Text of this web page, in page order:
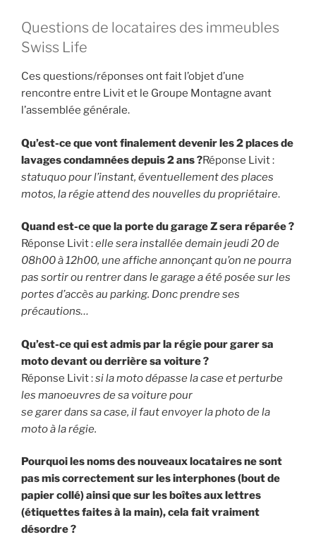
Questions de locataires des immeubles
Swiss Life
Ces questions/réponses ont fait l’objet d’une
rencontre entre Livit et le Groupe Montagne avant
l’assemblée générale.
Qu’est-ce que vont finalement devenir les 2 places de
lavages condamnées depuis 2 ans ?Réponse Livit :
statuquo pour l’instant, éventuellement des places
motos, la régie attend des nouvelles du propriétaire.
Quand est-ce que la porte du garage Z sera réparée ?
Réponse Livit :elle sera installée demain jeudi 20 de
08h00 à 12h00, une affiche annonçant qu’on ne pourra
pas sortir ou rentrer dans le garage a été posée sur les
portes d’accès au parking. Donc prendre ses
précautions…
Qu’est-ce qui est admis par la régie pour garer sa
moto devant ou derrière sa voiture ?
Réponse Livit :si la moto dépasse la case et perturbe
les manoeuvres de sa voiture pour
se garer dans sa case, il faut envoyer la photo de la
moto à la régie.
Pourquoi les noms des nouveaux locataires ne sont
pas mis correctement sur les interphones (bout de
papier collé) ainsi que sur les boîtes aux lettres
(étiquettes faites à la main), cela fait vraiment
désordre ?